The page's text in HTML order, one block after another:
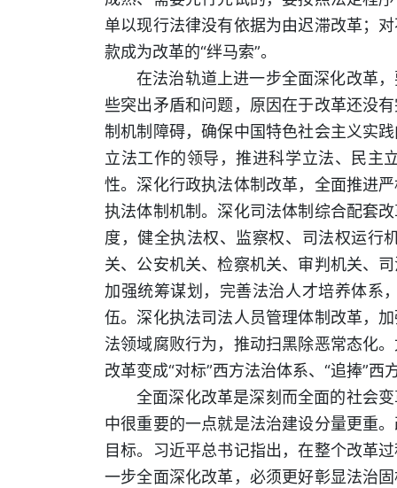
单以现行法律没有依据为由迟滞改革；
款成为改革的“绊马索”。
在法治轨道上进一步全面深化改革
些突出矛盾和问题，原因在于改革还没
制机制障碍，确保中国特色社会主义实
立法工作的领导，推进科学立法、民主
性。深化行政执法体制改革，全面推进
执法体制机制。深化司法体制综合配套
度，健全执法权、监察权、司法权运行
关、公安机关、检察机关、审判机关、
加强统筹谋划，完善法治人才培养体系
伍。深化执法司法人员管理体制改革，
法领域腐败行为，推动扫黑除恶常态化
改革变成“对标”西方法治体系、“追捧”西
全面深化改革是深刻而全面的社会
中很重要的一点就是法治建设分量更重
目标。习近平总书记指出，在整个改革
一步全面深化改革，必须更好彰显法治